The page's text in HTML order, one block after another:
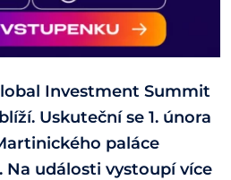
Investment Summit
Uskuteční se 1. února
paláce
Na události vystoupí více